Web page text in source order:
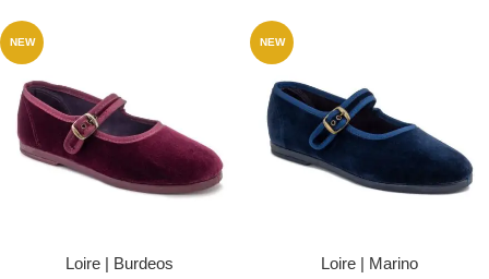
NEW
Loire | Burdeos
NEW
Loire | Marino